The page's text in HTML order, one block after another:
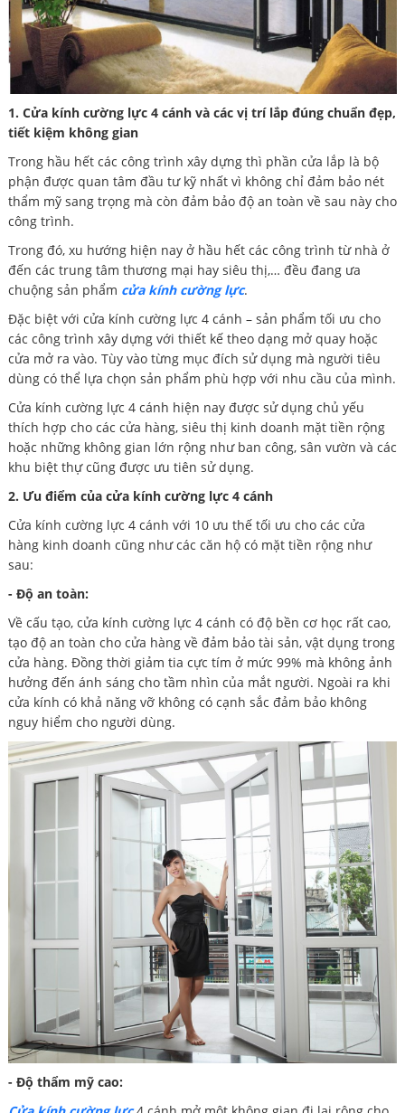
1. Cửa kính cường lực 4 cánh và các vị trí lắp đúng chuẩn đẹp,
tiết kiệm không gian
Trong hầu hết các công trình xây dựng thì phần cửa lắp là bộ
phận được quan tâm đầu tư kỹ nhất vì không chỉ đảm bảo nét
thẩm mỹ sang trọng mà còn đảm bảo độ an toàn về sau này cho
công trình.
Trong đó, xu hướng hiện nay ở hầu hết các công trình từ nhà ở
đến các trung tâm thương mại hay siêu thị,… đều đang ưa
chuộng sản phẩm cửa kính cường lực.
Đặc biệt với cửa kính cường lực 4 cánh – sản phẩm tối ưu cho
các công trình xây dựng với thiết kế theo dạng mở quay hoặc
cửa mở ra vào. Tùy vào từng mục đích sử dụng mà người tiêu
dùng có thể lựa chọn sản phẩm phù hợp với nhu cầu của mình.
Cửa kính cường lực 4 cánh hiện nay được sử dụng chủ yếu
thích hợp cho các cửa hàng, siêu thị kinh doanh mặt tiền rộng
hoặc những không gian lớn rộng như ban công, sân vườn và các
khu biệt thự cũng được ưu tiên sử dụng.
2. Ưu điểm của cửa kính cường lực 4 cánh
Cửa kính cường lực 4 cánh với 10 ưu thế tối ưu cho các cửa
hàng kinh doanh cũng như các căn hộ có mặt tiền rộng như
sau:
- Độ an toàn:
Về cấu tạo, cửa kính cường lực 4 cánh có độ bền cơ học rất cao,
tạo độ an toàn cho cửa hàng về đảm bảo tài sản, vật dụng trong
cửa hàng. Đồng thời giảm tia cực tím ở mức 99% mà không ảnh
hưởng đến ánh sáng cho tầm nhìn của mắt người. Ngoài ra khi
cửa kính có khả năng vỡ không có cạnh sắc đảm bảo không
nguy hiểm cho người dùng.
- Độ thẩm mỹ cao: